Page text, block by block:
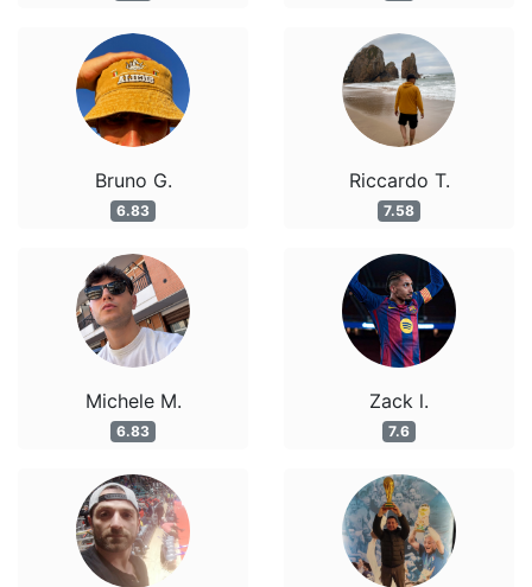
Bruno G.
6.83
Michele M.
6.83
Riccardo T.
7.58
Zack l.
7.6